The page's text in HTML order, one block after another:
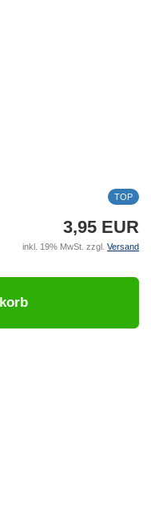
TOP
3,95 EUR
inkl. 19% MwSt. zzgl. Versand